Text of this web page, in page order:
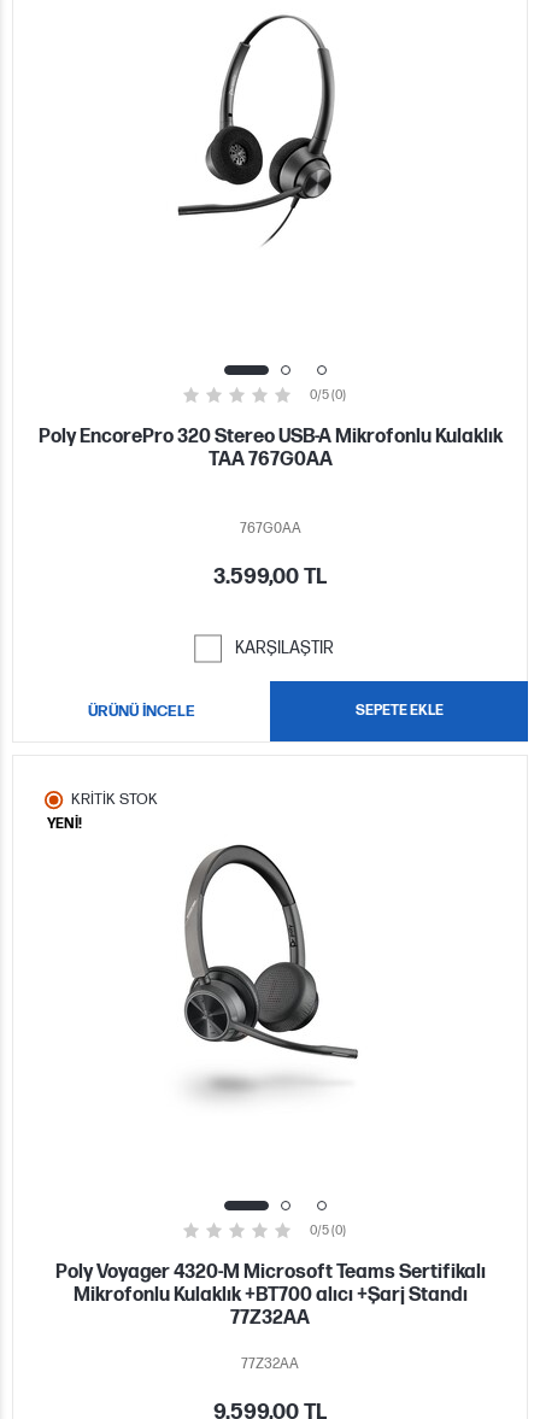
0/5 (0)
Poly EncorePro 320 Stereo USB-A Mikrofonlu Kulaklık
TAA 767G0AA
767G0AA
3.599,00 TL
KARŞILAŞTIR
ÜRÜNÜ İNCELE SEPETE EKLE
KRİTİK STOK
YENİ!
0/5 (0)
Poly Voyager 4320-M Microsoft Teams Sertifikalı
Mikrofonlu Kulaklık +BT700 alıcı +Şarj Standı
77Z32AA
77Z32AA
9.599,00 TL